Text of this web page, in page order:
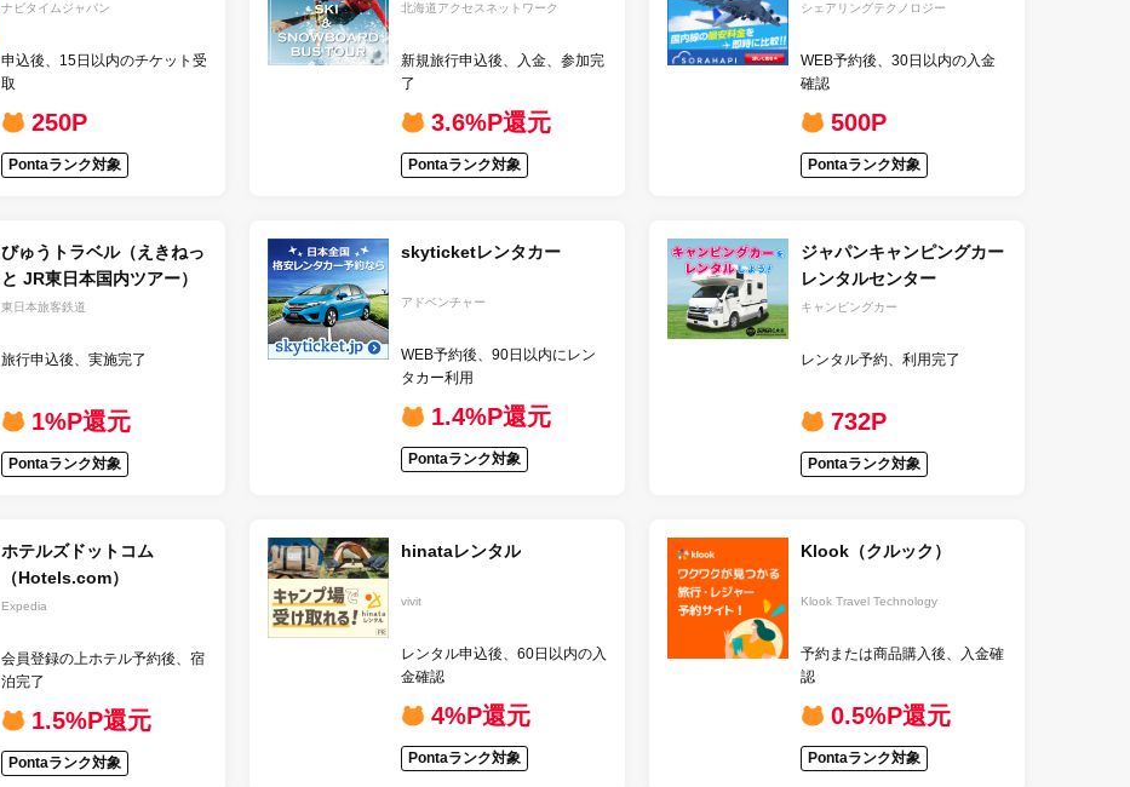
ナビタイムジャパン
申込後、15日以内のチケット受
取
250P
Pontaランク対象
北海道アクセスネットワーク
新規旅行申込後、入金、参加完
了
3.6%P還元
Pontaランク対象
シェアリングテクノロジー
WEB予約後、30日以内の入金
確認
500P
Pontaランク対象
びゅうトラベル（えきねっ
と JR東日本国内ツアー）
東日本旅客鉄道
旅行申込後、実施完了
1%P還元
Pontaランク対象
skyticketレンタカー
アドベンチャー
WEB予約後、90日以内にレン
タカー利用
1.4%P還元
Pontaランク対象
ジャパンキャンピングカー
レンタルセンター
キャンピングカー
レンタル予約、利用完了
732P
Pontaランク対象
ホテルズドットコム
（Hotels.com）
Expedia
会員登録の上ホテル予約後、宿
泊完了
1.5%P還元
Pontaランク対象
hinataレンタル
vivit
レンタル申込後、60日以内の入
金確認
4%P還元
Pontaランク対象
Klook（クルック）
Klook Travel Technology
予約または商品購入後、入金確
認
0.5%P還元
Pontaランク対象